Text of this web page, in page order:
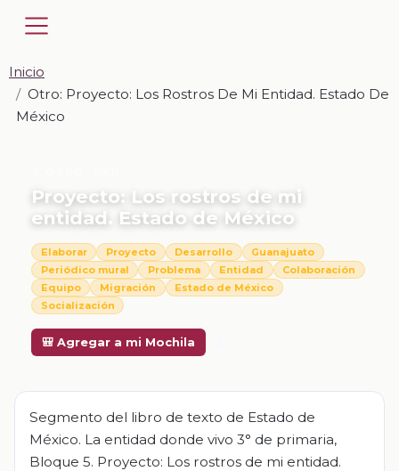
Inicio
Otro: Proyecto: Los Rostros De Mi Entidad. Estado De
México
Proyecto: Los rostros de mi
entidad. Estado de México
Elaborar Proyecto Desarrollo
Guanajuato
Periódico mural
Problema Entidad
Colaboración
Equipo
Migración
Estado de México
Socialización
🎒 Agregar a mi Mochila
Segmento del libro de texto de Estado de
México. La entidad donde vivo 3° de primaria,
Bloque 5. Proyecto: Los rostros de mi entidad.